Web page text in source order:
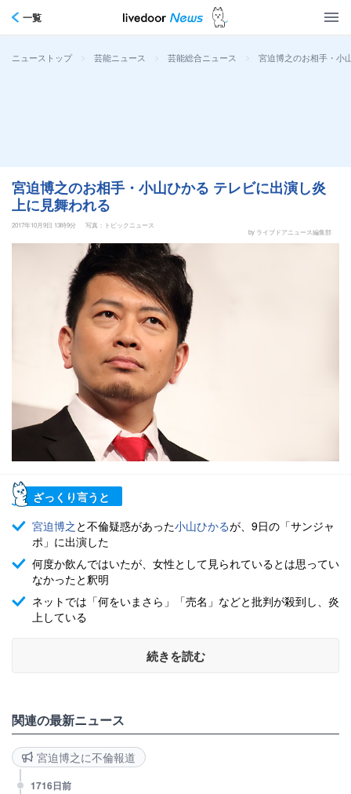
一覧
ニューストップ > 芸能ニュース > 芸能総合ニュース > 宮迫博之のお相手・小
宮迫博之のお相手・小山ひかる テレビに出演し炎
上に見舞われる
2017年10月9日 13時9分
写真：トピックニュース
by ライブドアニュース編集部
ざっくり言うと
宮迫博之 と不倫疑惑があった小山ひかるが、9日の「サンジャ
ポ」に出演した
何度か飲んではいたが、女性として見られているとは思ってい
なかったと釈明
ネットでは「何をいまさら」「売名」などと批判が殺到し、炎
上している
続きを読む
関連の最新ニュース
宮迫博之に不倫報道
1716日前